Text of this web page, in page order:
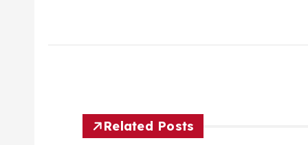
Related Posts